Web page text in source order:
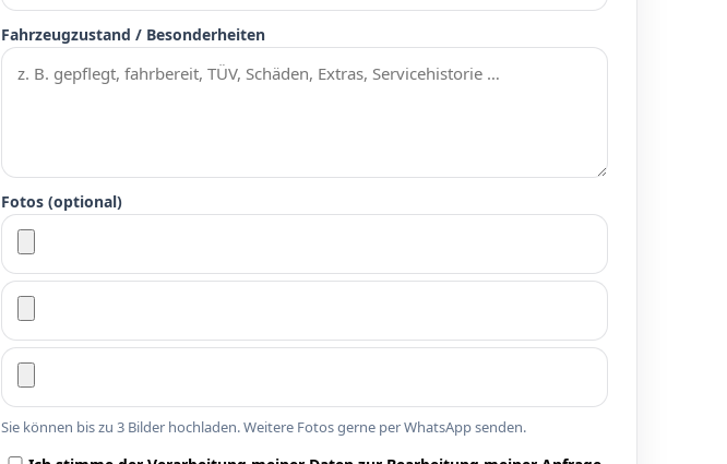
Fahrzeugzustand / Besonderheiten
Fotos (optional)
Sie können bis zu 3 Bilder hochladen. Weitere Fotos gerne per WhatsApp senden.